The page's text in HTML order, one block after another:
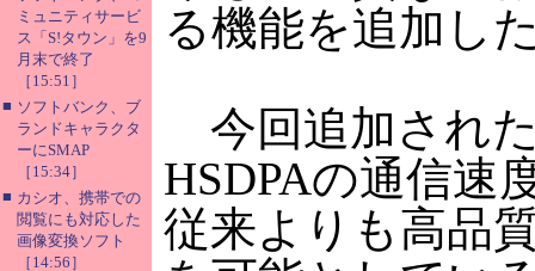
ミュニティサービ
ス「S!タウン」を9
月末で終了
［15:51］
■ ソフトバンク、ブ
ランドキャラクタ
ーにSMAP
［15:34］
■ カシオ、携帯での
閲覧にも対応した
画像変換ソフト
［14:56］
る機能を追加し
今回追加され
HSDPAの通信速
従来よりも高品